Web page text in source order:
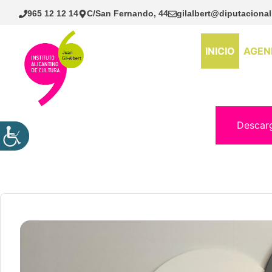
Saltar
965 12 12 14 C/San Fernando, 44
INICIO